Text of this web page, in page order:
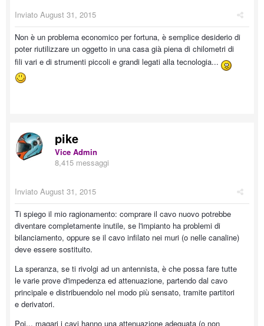
Inviato August 31, 2015
Non è un problema economico per fortuna, è semplice desiderio di
poter riutilizzare un oggetto in una casa già piena di chilometri di
fili vari e di strumenti piccoli e grandi legati alla tecnologia...
pike
Vice Admin
8,415 messaggi
Inviato August 31, 2015
Ti spiego il mio ragionamento: comprare il cavo nuovo potrebbe
diventare completamente inutile, se l'impianto ha problemi di
bilanciamento, oppure se il cavo infilato nei muri (o nelle canaline)
deve essere sostituito.
La speranza, se ti rivolgi ad un antennista, è che possa fare tutte
le varie prove d'impedenza ed attenuazione, partendo dal cavo
principale e distribuendolo nel modo più sensato, tramite partitori
e derivatori.
Poi... magari i cavi hanno una attenuazione adeguata (o non